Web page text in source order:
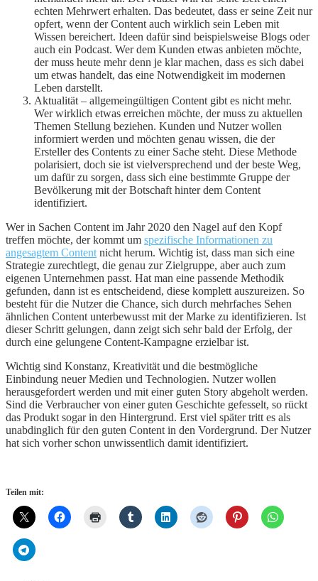
echten Mehrwert erhalten. Das bedeutet, dass er seine Zeit nur
opfert, wenn der Content auch wirklich sein Leben mit
Wissen bereichert. Ideen dafür sind beispielsweise Blogs oder
auch ein Podcast. Wer dem Kunden etwas anbieten möchte,
der muss heute mehr denn je klar machen, dass es sich dabei
um etwas handelt, das eine Notwendigkeit im modernen
Leben darstellt.
Aktualität – allgemeingültigen Content gibt es nicht mehr.
Wer wirklich etwas erreichen möchte, der muss zu aktuellen
Themen Stellung beziehen. Kunden und Nutzer wollen
informiert werden und möchten genau wissen, die der
Ersteller des Contents zu einer Sache steht. Diese Methode
polarisiert, doch sie ist vielversprechend und der beste Weg,
um dafür zu sorgen, dass sich eine bestimmte Gruppe der
Bevölkerung mit der Botschaft hinter dem Content
identifiziert.
Wer in Sachen Content im Jahr 2020 den Nagel auf den Kopf
treffen möchte, der kommt um spezifische Informationen zu
angesagtem Contentnicht herum. Wichtig ist, dass man sich eine
Strategie zurechtlegt, die genau zur Zielgruppe, aber auch zum
eigenen Unternehmen passt. Hat man eine passende Methodik
gefunden, dann ist es entscheidend, diese komplett auszureizen. So
besteht für die Nutzer die Chance, sich durch mehrfaches Sehen
ähnlichen Content unterbewusst mit der Marke zu identifizieren. Ist
dieser Schritt gelungen, dann zeigt sich sehr bald der Erfolg, der
durch eine gelungene Content-Kampagne erzielbar ist.
Wichtig sind Konstanz, Kreativität und die bestmögliche
Einbindung neuer Medien und Technologien. Nutzer wollen
herausgefordert werden und mit einer guten Story abgeholt werden.
Sind die Verbraucher von einer guten Geschichte gefesselt, so rückt
das Produkt sogar in den Hintergrund. Erst viel später tritt es als
unabdinglich für den guten Content in den Vordergrund. Der Nutzer
hat sich vorher schon unwissentlich damit identifiziert.
Teilen mit: